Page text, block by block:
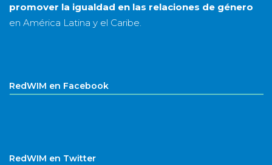
promover la igualdad en las relaciones de género
en América Latina y el Caribe.
RedWIM en Facebook
RedWIM en Twitter